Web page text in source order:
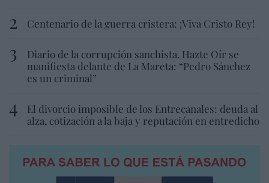
Centenario de la guerra cristera: ¡Viva Cristo Rey!
Diario de la corrupción sanchista. Hazte Oír se
manifiesta delante de La Mareta: “Pedro Sánchez
es un criminal”
El divorcio imposible de los Entrecanales: deuda al
alza, cotización a la baja y reputación en entredicho